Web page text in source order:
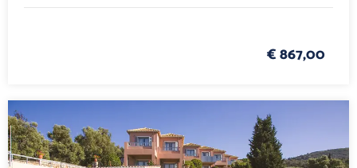
€ 867,00